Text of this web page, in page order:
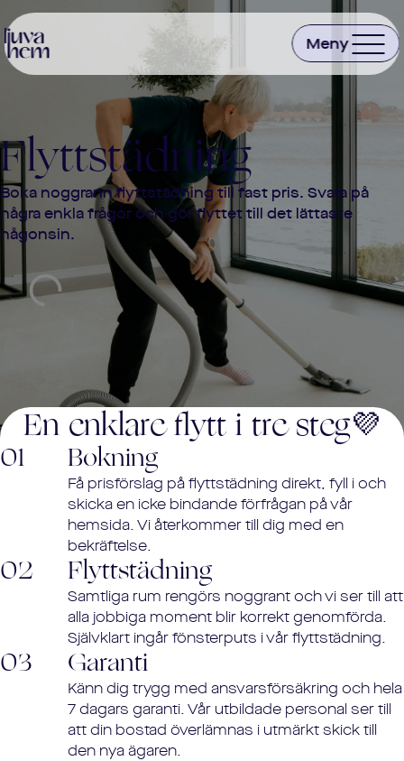
Flyttstädning
Boka noggrann flyttstädning till fast pris. Svara på
några enkla frågor och gör flyttet till det lättaste
någonsin.
En enklare flytt i tre steg💜
01 Bokning
Få prisförslag på flyttstädning direkt, fyll i och
skicka en icke bindande förfrågan på vår
hemsida. Vi återkommer till dig med en
bekräftelse.
02 Flyttstädning
Samtliga rum rengörs noggrant och vi ser till att
alla jobbiga moment blir korrekt genomförda.
Självklart ingår fönsterputs i vår flyttstädning.
03 Garanti
Känn dig trygg med ansvarsförsäkring och hela
7 dagars garanti. Vår utbildade personal ser till
att din bostad överlämnas i utmärkt skick till
den nya ägaren.